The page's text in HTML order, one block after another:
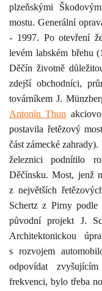
plzeňskými
mostu. Generální
- 1997. Po otevření
levém labském břehu
Děčín životně
zdejší obchodníci,
továrníkem J.
Antonín Thun
postavila řetězový
část zámecké
železnici podnítilo
Děčínsku. Most, jenž
z největších
Schertz z Pirny podle
původní projekt J.
Architektonickou
s rozvojem
odpovídat
frekvenci, bylo třeba